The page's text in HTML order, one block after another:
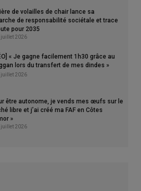
larentabilité du système de travail.
votre exploitation agricole
comptable Exco FSO situé à Mirande,
AgirAgri, afin de mettre en place
sur les deux structures juridiques,
de volailles de chair lance sa
de responsabilité sociétale et trace
pour 2035
juillet 2026
« Je gagne facilement 1h30 grâce au
lors du transfert de mes dindes »
juillet 2026
être autonome, je vends mes œufs sur le
libre et j’ai créé ma FAF en Côtes
»
juillet 2026